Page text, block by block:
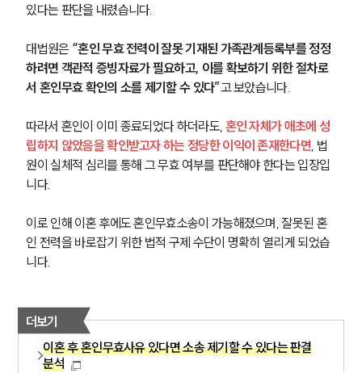
있다는 판단을 내렸습니다.
대법원은 “혼인 무효 전력이 잘못 기재된 가족관계등록부를 정정
하려면 객관적 증빙자료가 필요하고, 이를 확보하기 위한 절차로
서 혼인무효 확인의 소를 제기할 수 있다”고 보았습니다.
따라서 혼인이 이미 종료되었다 하더라도, 혼인 자체가 애초에 성
립하지 않았음을 확인받고자 하는 정당한 이익이 존재한다면, 법
원이 실체적 심리를 통해 그 무효 여부를 판단해야 한다는 입장입
니다.
이로 인해 이혼 후에도 혼인무효소송이 가능해졌으며, 잘못된 혼
인 전력을 바로잡기 위한 법적 구제 수단이 명확히 열리게 되었습
니다.
더보기
이혼 후 혼인무효사유 있다면 소송 제기할 수 있다는 판결
분석